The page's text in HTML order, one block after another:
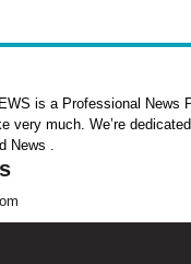
is a Professional News
very much. We’re
News .